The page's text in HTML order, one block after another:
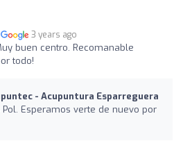
3 years ago
buen centro. Recomanable
todo!
- Acupuntura Esparreguera
Pol. Esperamos verte de nuevo por